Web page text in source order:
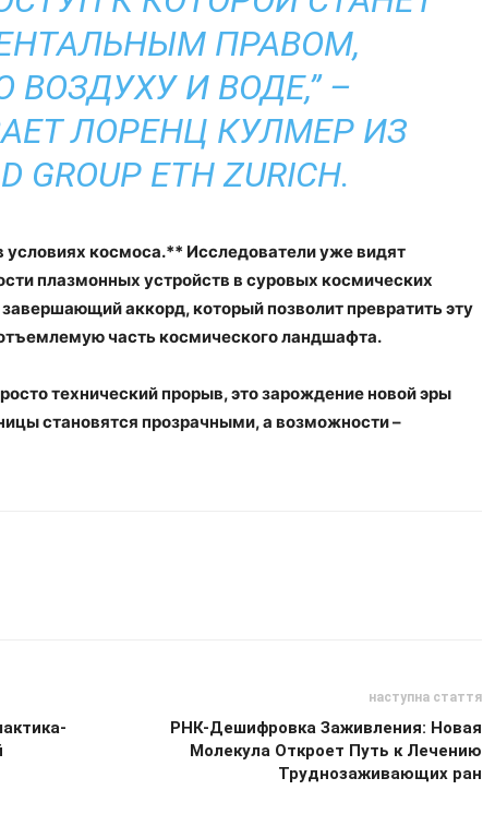
ПРАВОМ,
ВОЗДУХУ И ВОДЕ,” –
ЛОРЕНЦ КУЛМЕР ИЗ
GROUP ETH ZURICH.
космоса.** Исследователи уже видят
плазмонных устройств в суровых космических
аккорд, который позволит превратить эту
часть космического ландшафта.
технический прорыв, это зарождение новой эры
становятся прозрачными, а возможности –
наступна стаття
РНК-Дешифровка Заживления: Новая
Молекула Откроет Путь к Лечению
Труднозаживающих ран